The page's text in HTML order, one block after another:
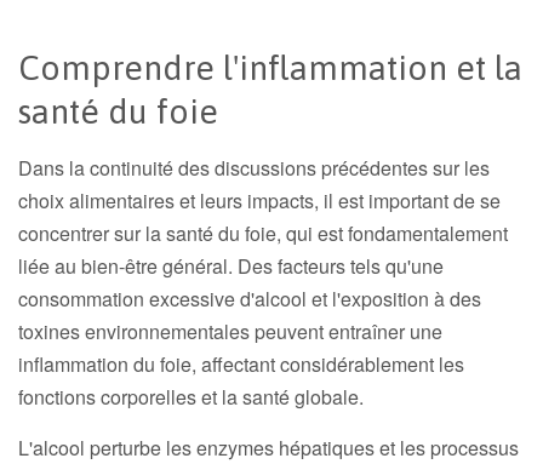
Comprendre l'inflammation et la
santé du foie
Dans la continuité des discussions précédentes sur les
choix alimentaires et leurs impacts, il est important de se
concentrer sur la santé du foie, qui est fondamentalement
liée au bien-être général. Des facteurs tels qu'une
consommation excessive d'alcool et l'exposition à des
toxines environnementales peuvent entraîner une
inflammation du foie, affectant considérablement les
fonctions corporelles et la santé globale.
L'alcool perturbe les enzymes hépatiques et les processus